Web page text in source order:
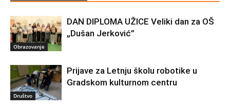
Obrazovanje
DAN DIPLOMA UŽICE Veliki dan za OŠ
„Dušan Jerković”
Društvo
Prijave za Letnju školu robotike u
Gradskom kulturnom centru